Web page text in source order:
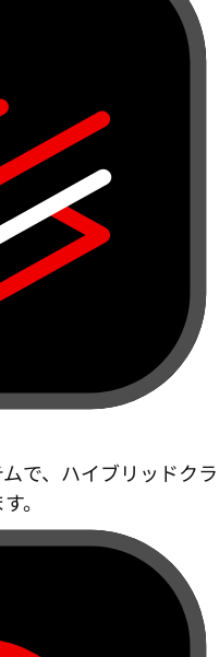
で、ハイブリッドクラ
。